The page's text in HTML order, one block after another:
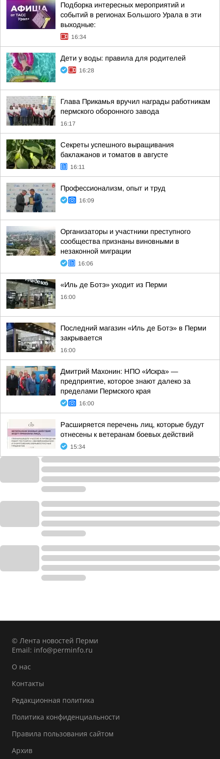
Подборка интересных мероприятий и
событий в регионах Большого Урала в эти
выходные:
16:34
Дети у воды: правила для родителей
16:28
Глава Прикамья вручил награды работникам
пермского оборонного завода
16:17
Секреты успешного выращивания
баклажанов и томатов в августе
16:11
Профессионализм, опыт и труд
16:09
Организаторы и участники преступного
сообщества признаны виновными в
незаконной миграции
16:06
«Иль де Ботэ» уходит из Перми
16:00
Последний магазин «Иль де Ботэ» в Перми
закрывается
16:00
Дмитрий Махонин: НПО «Искра» —
предприятие, которое знают далеко за
пределами Пермского края
16:00
Расширяется перечень лиц, которые будут
отнесены к ветеранам боевых действий
15:34
© Лента новостей Перми
Email: info@perminfo.ru
О нас
Контакты
Редакционная политика
Политика конфиденциальности
Правила пользования сайтом
Архив